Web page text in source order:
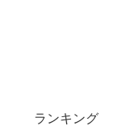
ランキング